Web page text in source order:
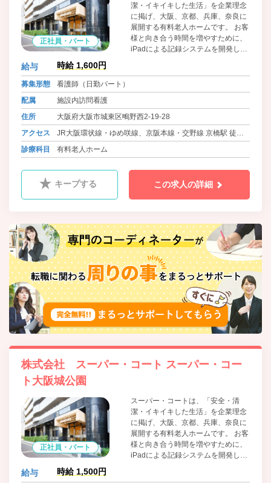
正社員・パート
潔・イキイキした生活」を企業理念
に掲げ、大阪、京都、兵庫、奈良に
展開する有料老人ホームです。 お客
様と向き合う時間を増やすために、
iPadによる記録システムを開発し、
高齢者ニーズに応え、さらなる飛躍
給与 時給 1,600円
募集形態
看護師（日勤パート）
配属
施設内訪問看護
住所
大阪府大阪市城東区鴫野西2-19-28
アクセス
JR大阪環状線・ゆめ咲線、京阪本線・交野線 京橋駅 徒歩6
分
診療科目 有料老人ホーム
キープする この求人の詳細
株式会社 スーパー・コート スーパー・コー
ト大阪城公園
正社員・パート
スーパー・コートは、「安全・清
潔・イキイキした生活」を企業理念
に掲げ、大阪、京都、兵庫、奈良に
展開する有料老人ホームです。 お客
様と向き合う時間を増やすために、
iPadによる記録システムを開発し、
給与 時給 1,500円